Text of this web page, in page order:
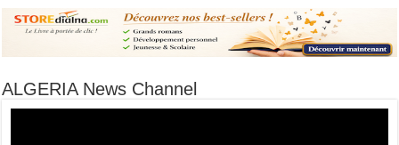
ALGERIA News Channel